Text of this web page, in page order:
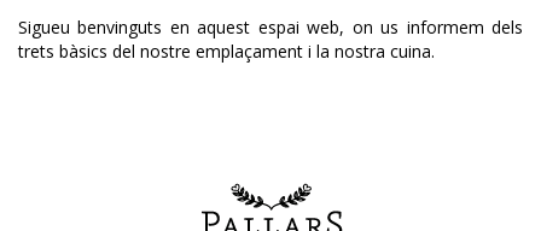
Sigueu benvinguts en aquest espai web, on us informem dels
trets bàsics del nostre emplaçament i la nostra cuina.